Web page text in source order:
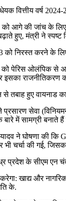
वित्तीय वर्ष
आगे की जांच के
हुए, मंत्री ने स्पष्ट
को निरस्त करने के
पेरिस ओलंपिक से
इसका राजनीतिकरण
तबाह हुए वायनाड
सेवा
के बारे में सामग्री
ने घोषणा की
चर्चा की गई,
के सीएम एन
करेगा: खाद्य और
के.